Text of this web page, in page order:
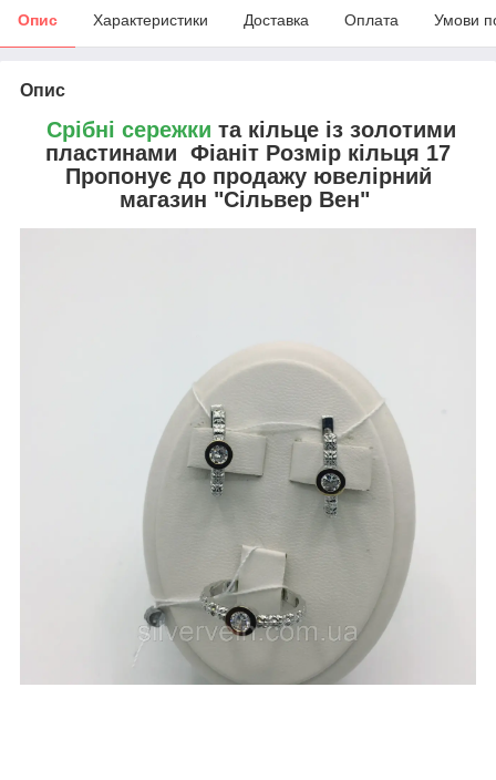
Опис Характеристики Доставка Оплата Умови
Опис
Срібні сережки та кільце із золотими
пластинами Фіаніт Розмір кільця 17
Пропонує до продажу ювелірний
магазин "Сільвер Вен"